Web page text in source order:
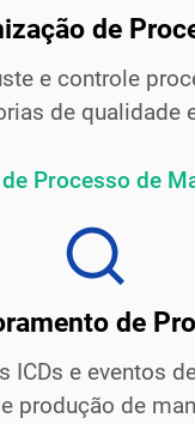
de
e controle
de qualidade
Processo de
de
ICDs e eventos
produção de